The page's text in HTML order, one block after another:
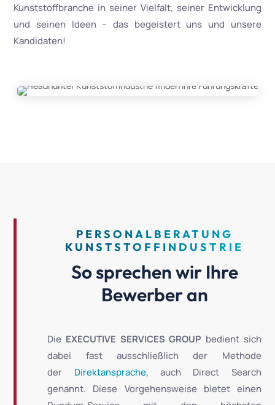
Kunststoffbranche in seiner Vielfalt, seiner Entwicklung
und seinen Ideen – das begeistert uns und unsere
Kandidaten!
PERSONALBERATUNG
KUNSTSTOFFINDUSTRIE
So sprechen wir Ihre
Bewerber an
Die EXECUTIVE SERVICES GROUP bedient sich
dabei fast ausschließlich der Methode
der
Direktansprache, auch Direct Search
genannt. Diese Vorgehensweise bietet einen